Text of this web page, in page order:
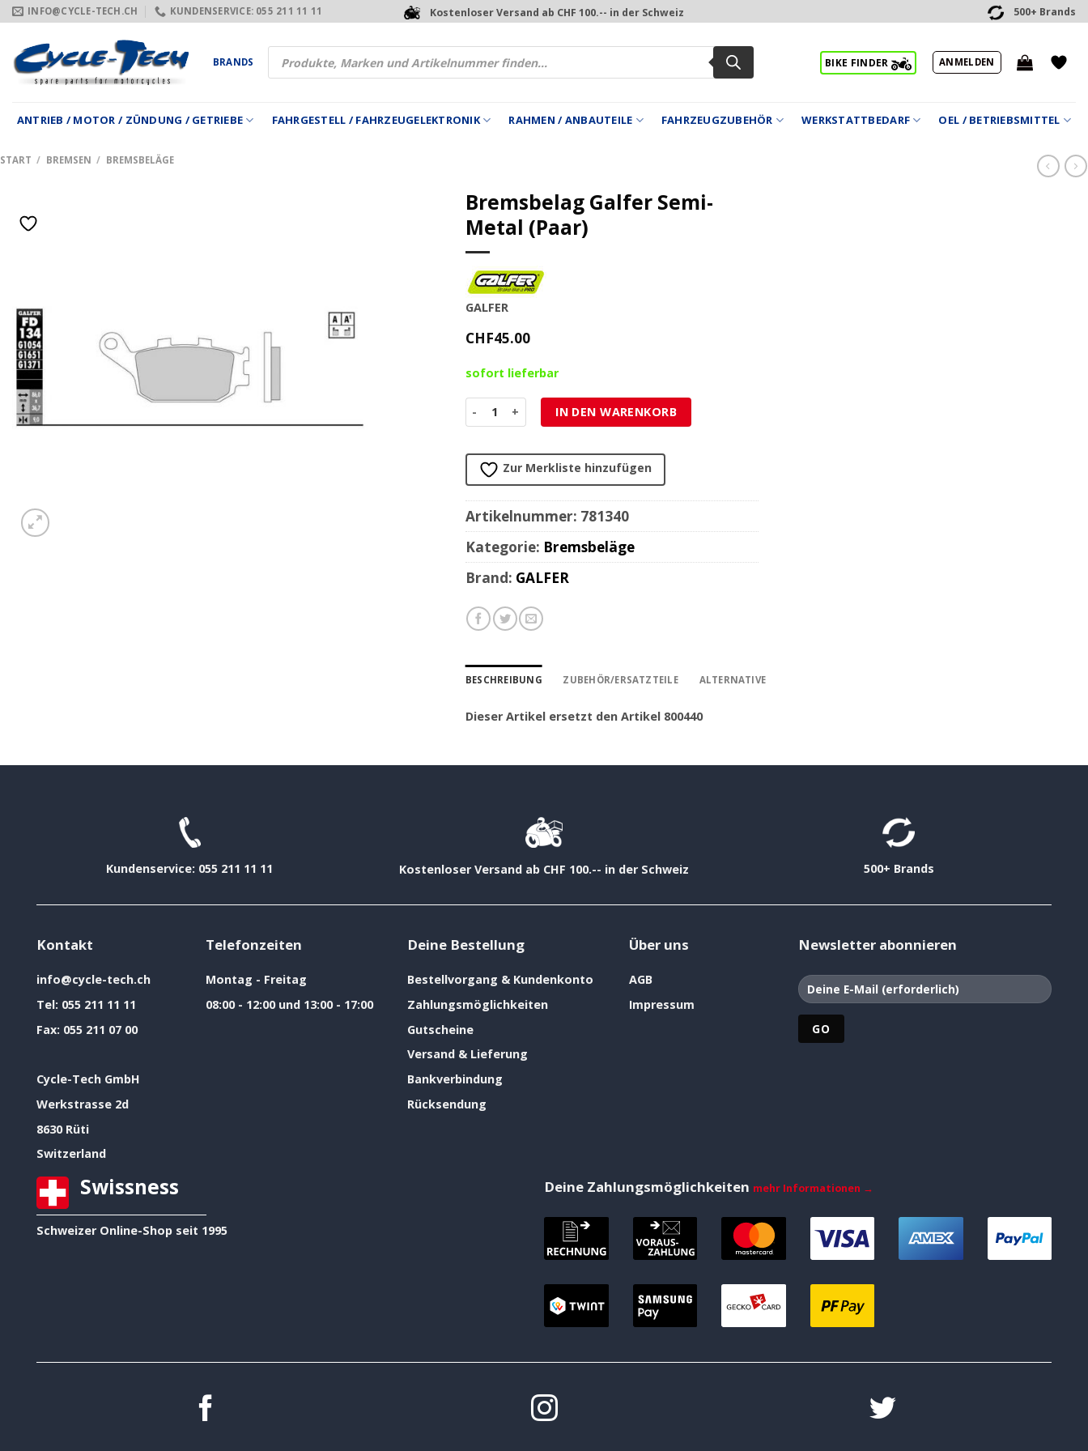
Zum
Inhalt
springen
INFO@CYCLE-TECH.CH KUNDENSERVICE: 055 211 11 11 Kostenloser Versand ab CHF 100.-- in der Schweiz 500+ Brands
BRANDS
Products
search
BIKE FINDER ANMELDEN
ANTRIEB / MOTOR / ZÜNDUNG / GETRIEBE FAHRGESTELL / FAHRZEUGELEKTRONIK RAHMEN / ANBAUTEILE FAHRZEUGZUBEHÖR WERKSTATTBEDARF OEL / BETRIEBSMITTEL
START / BREMSEN / BREMSBELÄGE
Bremsbelag Galfer Semi-
Metal (Paar)
GALFER
CHF45.00
sofort lieferbar
Bremsbelag Galfer Semi-Metal (Paar) Menge
IN DEN WARENKORB
Zur Merkliste hinzufügen
Artikelnummer: 781340
Kategorie: Bremsbeläge
Brand: GALFER
BESCHREIBUNG ZUBEHÖR/ERSATZTEILE ALTERNATIVE
Dieser Artikel ersetzt den Artikel 800440
Kundenservice: 055 211 11 11 Kostenloser Versand ab CHF 100.-- in der Schweiz 500+ Brands
Kontakt
info@cycle-tech.ch
Tel: 055 211 11 11
Fax: 055 211 07 00
Cycle-Tech GmbH
Werkstrasse 2d
8630 Rüti
Switzerland
Telefonzeiten
Montag - Freitag
08:00 - 12:00 und 13:00 - 17:00
Deine Bestellung
Bestellvorgang & Kundenkonto
Zahlungsmöglichkeiten
Gutscheine
Versand & Lieferung
Bankverbindung
Rücksendung
Über uns
AGB
Impressum
Newsletter abonnieren
Swissness
Schweizer Online-Shop seit 1995
Deine Zahlungsmöglichkeiten mehr Informationen →